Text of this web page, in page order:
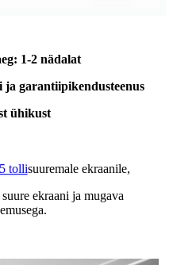
1-2 nädalat
ja garantiipikendusteenus
ühikust
tollisuuremale ekraanile,
ekraani ja mugava